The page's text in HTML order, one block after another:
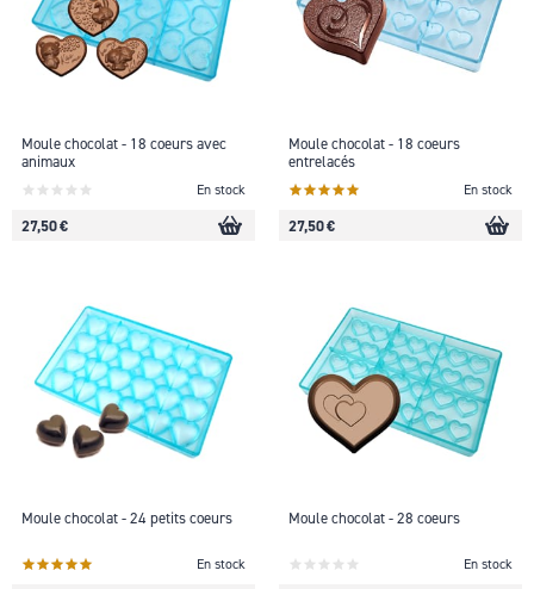
Moule chocolat - 18 coeurs avec
animaux
En stock
27,50 €
Moule chocolat - 18 coeurs
entrelacés
En stock
27,50 €
Moule chocolat - 24 petits coeurs
En stock
Moule chocolat - 28 coeurs
En stock